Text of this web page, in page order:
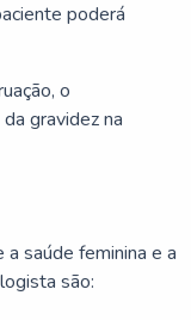
poderá
o
gravidez na
saúde feminina e a
são: